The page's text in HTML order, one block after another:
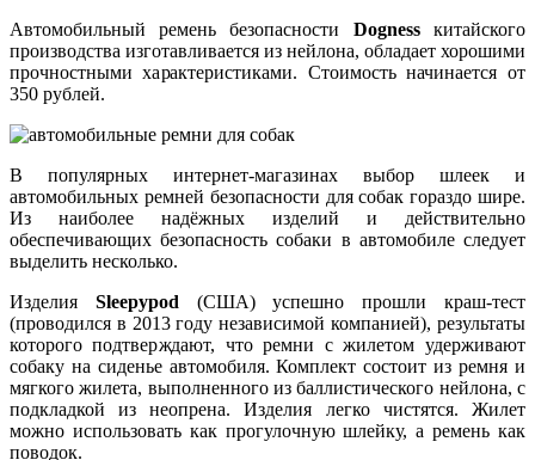
Автомобильный ремень безопасности Dognessкитайского
производства изготавливается из нейлона, обладает хорошими
прочностными характеристиками. Стоимость начинается от
350 рублей.
В популярных интернет-магазинах выбор шлеек и
автомобильных ремней безопасности для собак гораздо шире.
Из наиболее надёжных изделий и действительно
обеспечивающих безопасность собаки в автомобиле следует
выделить несколько.
Изделия Sleepypod (США) успешно прошли краш-тест
(проводился в 2013 году независимой компанией), результаты
которого подтверждают, что ремни с жилетом удерживают
собаку на сиденье автомобиля. Комплект состоит из ремня и
мягкого жилета, выполненного из баллистического нейлона, с
подкладкой из неопрена. Изделия легко чистятся. Жилет
можно использовать как прогулочную шлейку, а ремень как
поводок.